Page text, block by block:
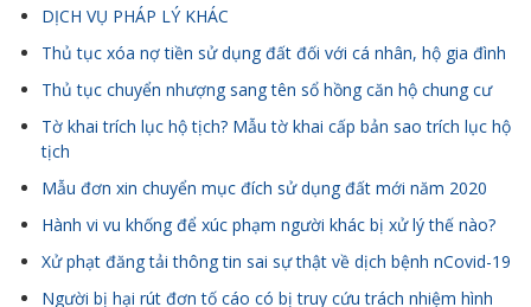
DỊCH VỤ PHÁP LÝ KHÁC
Thủ tục xóa nợ tiền sử dụng đất đối với cá nhân, hộ gia đình
Thủ tục chuyển nhượng sang tên sổ hồng căn hộ chung cư
Tờ khai trích lục hộ tịch? Mẫu tờ khai cấp bản sao trích lục hộ
tịch
Mẫu đơn xin chuyển mục đích sử dụng đất mới năm 2020
Hành vi vu khống để xúc phạm người khác bị xử lý thế nào?
Xử phạt đăng tải thông tin sai sự thật về dịch bệnh nCovid-19
Người bị hại rút đơn tố cáo có bị truy cứu trách nhiệm hình